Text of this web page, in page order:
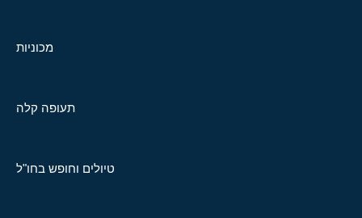
מכוניות
תעופה קלה
טיולים וחופש בחו"ל